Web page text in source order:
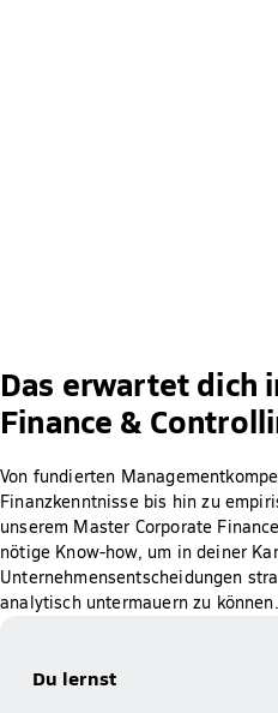
Das erwartet dich
Finance &
Von fundierten
Finanzkenntnisse bis hin zu
unserem Master Corporate
nötige Know-how, um in deiner
Unternehmensentscheidungen
analytisch untermauern zu können.
Du lernst